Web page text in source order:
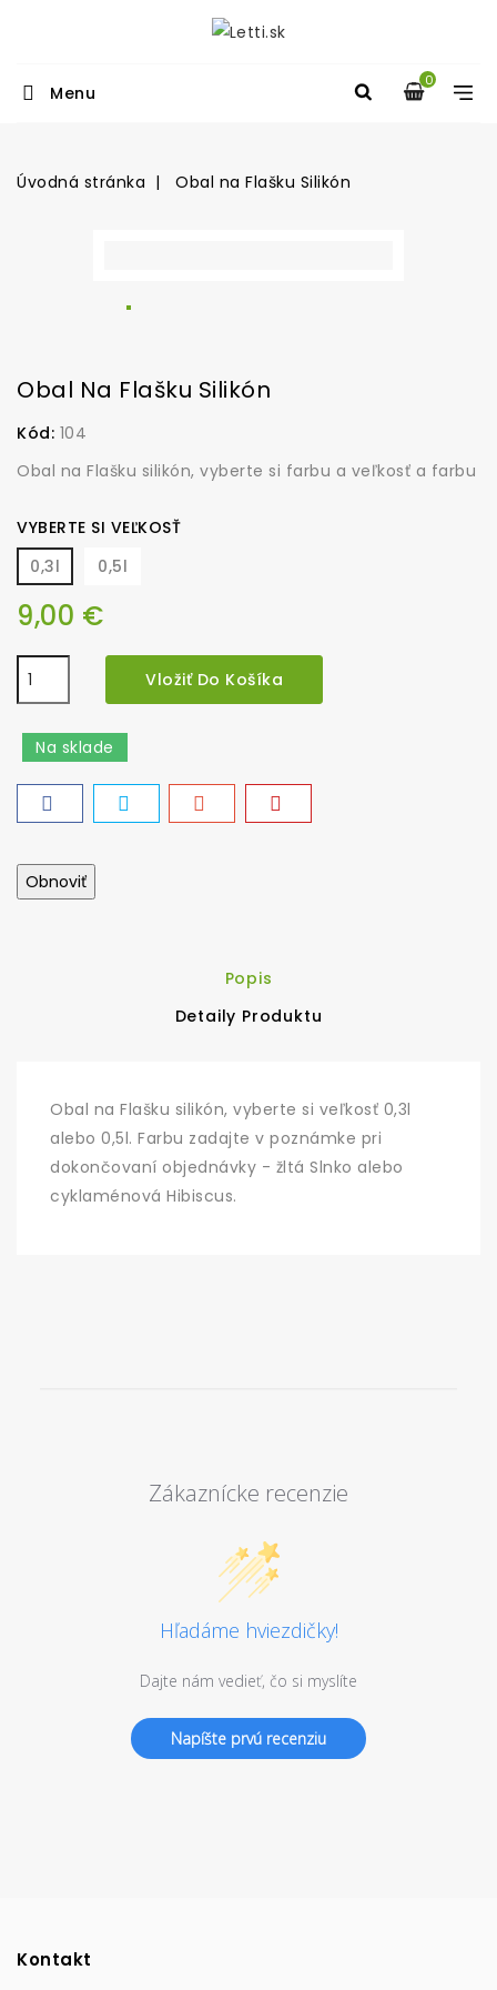
0
Menu
Úvodná stránka Obal na Flašku Silikón
Obal Na Flašku Silikón
Kód: 104
Obal na Flašku silikón, vyberte si farbu a veľkosť a farbu
VYBERTE SI VEĽKOSŤ
0,3l
0,5l
9,00 €
Vložiť Do Košíka
Na sklade
Popis
Detaily Produktu
Obal na Flašku silikón, vyberte si veľkosť 0,3l
alebo 0,5l. Farbu zadajte v poznámke pri
dokončovaní objednávky - žltá Slnko alebo
cyklaménová Hibiscus.
Zákaznícke recenzie
Hľadáme hviezdičky!
Dajte nám vedieť, čo si myslíte
Napíšte prvú recenziu
Kontakt